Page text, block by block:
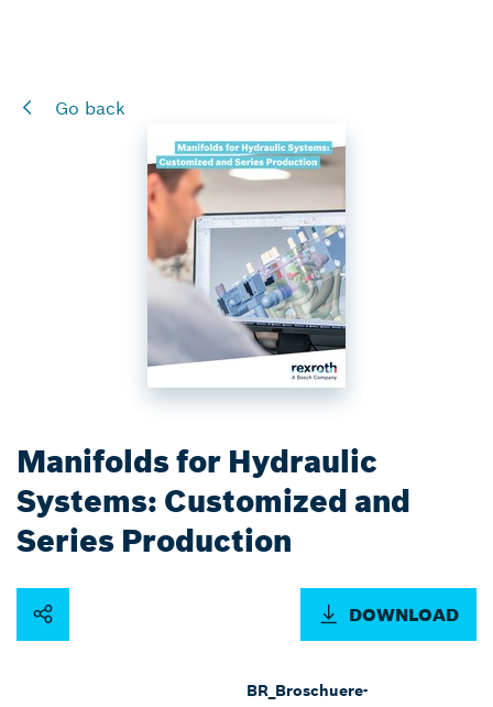
Go back
Manifolds for Hydraulic
Systems: Customized and
Series Production
DOWNLOAD
BR_Broschuere-